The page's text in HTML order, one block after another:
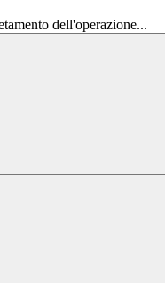
dell'operazione...